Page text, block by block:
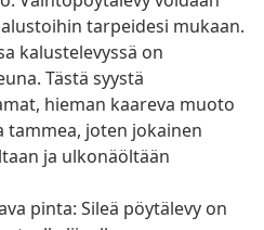
tarpeidesi mukaan.
kalustelevyssä on
Tästä syystä
hieman kaareva muoto
tammea, joten jokainen
ja ulkonäöltään
pinta: Sileä pöytälevy on